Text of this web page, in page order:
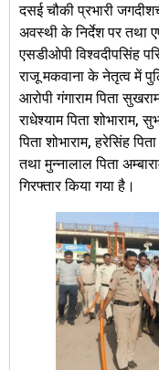
दसई चौकी प्रभारी
अवस्थी के निर्देश पर तथा
एसडीओपी विश्वदीपसिंह
राजू मकवाना के नेतृत्व में
आरोपी गंगाराम पिता
राधेश्याम पिता शोभाराम,
पिता शोभाराम, हरेसिंह
तथा मुन्नालाल पिता
गिरफ्तार किया गया है।